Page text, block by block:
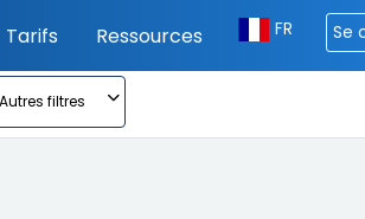
Tarifs Ressources FR Se
Autres filtres